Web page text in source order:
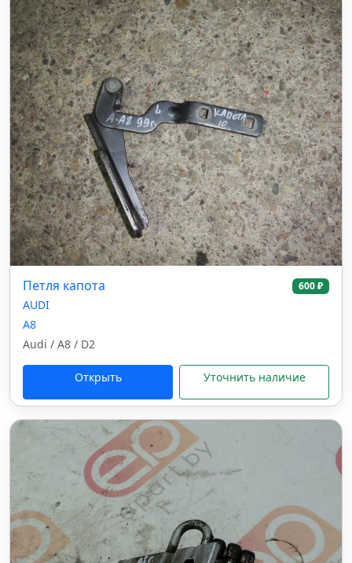
Петля капота 600 ₽
AUDI
A8
Audi / A8 / D2
Открыть Уточнить наличие